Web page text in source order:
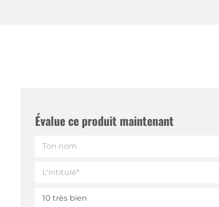
Évalue ce produit maintenant